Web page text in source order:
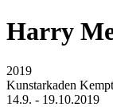
Harry
2019
Kunstarkaden
14.9. - 19.10.2019